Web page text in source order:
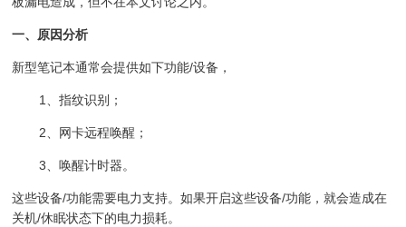
一、原因分析
新型笔记本通常会提供如下功能/设备，
1、指纹识别；
2、网卡远程唤醒；
3、唤醒计时器。
这些设备/功能需要电力支持。如果开启这些设备/功能，就会造成在
关机/休眠状态下的电力损耗。